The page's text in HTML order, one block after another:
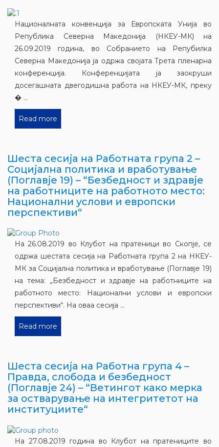
Националната конвенција за Европската Унија во
Република Северна Македонија (НКЕУ-МК) на
26.09.2019 година, во Собранието на Репубилка
Северна Македонија ја одржа својата Трета пленарна
конференција. Конференцијата ја заокруши
досегашната двегодишна работа на НКЕУ-МК, преку
� ...
Read more
Шеста сесија на Работната група 2 –
Социјална политика и вработување
(Поглавје 19) – “Безбедност и здравје
на работниците на работното место:
Национални услови и европски
перспективи“
На 26.08.2019 во Клубот на пратеници во Скопје, се
одржа шестата сесија на Работната група 2 на НКЕУ-
МК за Социјална политика и вработување (Поглавје 19)
на тема: „Безбедност и здравје на работниците на
работното место: Национални услови и европски
перспективи“. На оваа сесија ...
Read more
Шеста сесија на Работна група 4 –
Правда, слобода и безбедност
(Поглавје 24) – “Ветингот како мерка
за остварување на интегритетот на
институциите“
На 27.08.2019 година во Клубот на пратениците во